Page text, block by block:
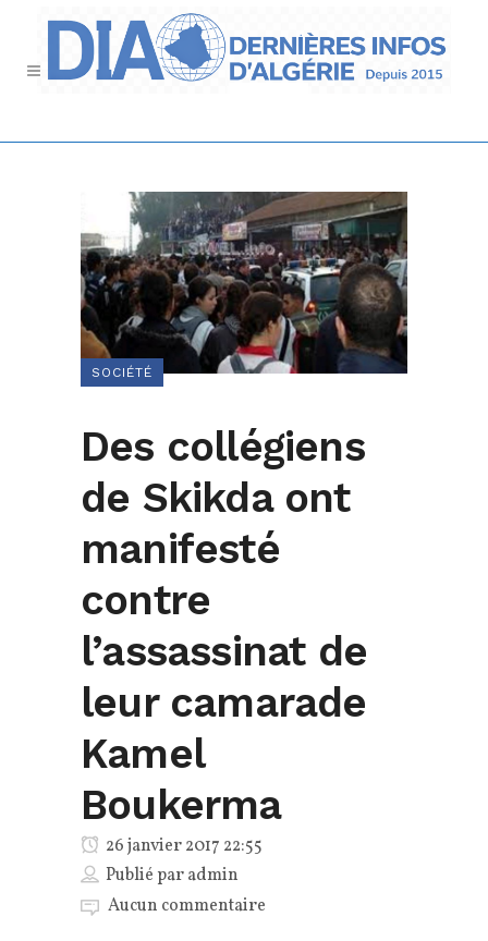
SOCIÉTÉ
Des collégiens
de Skikda ont
manifesté
contre
l’assassinat de
leur camarade
Kamel
Boukerma
26 janvier 2017 22:55
Publié paradmin
Aucun commentaire